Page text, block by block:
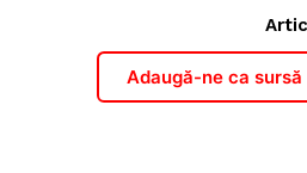
Adaugă-ne ca